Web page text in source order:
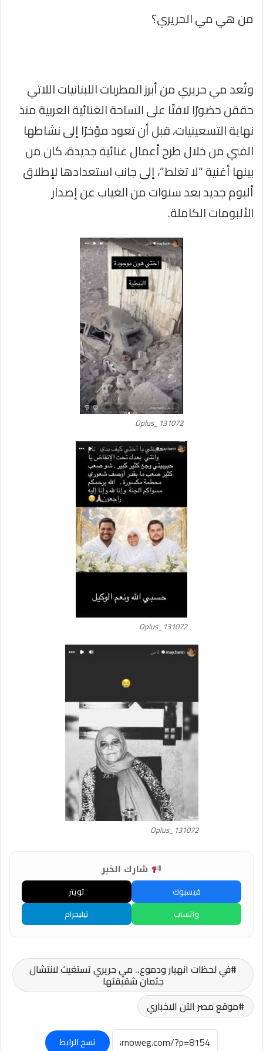
من هي مي الحريري؟
وتُعد مي حريري من أبرز المطربات اللبنانيات اللاتي
حققن حضورًا لافتًا على الساحة الغنائية العربية منذ
نهاية التسعينيات، قبل أن تعود مؤخرًا إلى نشاطها
الفني من خلال طرح أعمال غنائية جديدة، كان من
بينها أغنية “لا تغلط”، إلى جانب استعدادها لإطلاق
ألبوم جديد بعد سنوات من الغياب عن إصدار
الألبومات الكاملة.
Oplus_131072
Oplus_131072
Oplus_131072
شارك الخبر
فيسبوك
تويتر
واتساب
تيليجرام
في لحظات انهيار ودموع.. مي حريري تستغيث لانتشال
جثمان شقيقتها
موقع مصر الآن الاخباري
نسخ الرابط